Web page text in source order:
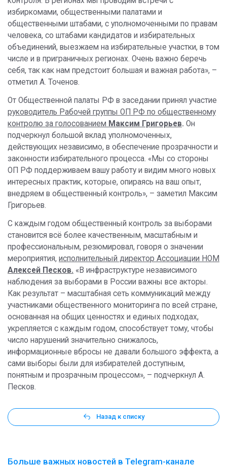
избиркомами, общественными палатами и
общественными штабами, с уполномоченными по правам
человека, со штабами кандидатов и избирательных
объединений, выезжаем на избирательные участки, в том
числе и в приграничных регионах. Очень важно беречь
себя, так как нам предстоит большая и важная работа», –
отметил А. Точенов.
От Общественной палаты РФ в заседании принял участие
руководитель Рабочей группы ОП РФ по общественному
контролю за голосованием Максим Григорьев. Он
подчеркнул большой вклад уполномоченных,
действующих независимо, в обеспечение прозрачности и
законности избирательного процесса. «Мы со стороны
ОП РФ поддерживаем вашу работу и видим много новых
интересных практик, которые, опираясь на ваш опыт,
внедряем в общественный контроль», – заметил Максим
Григорьев.
С каждым годом общественный контроль за выборами
становится всё более качественным, масштабным и
профессиональным, резюмировал, говоря о значении
мероприятия, исполнительный директор Ассоциации НОМ
Алексей Песков. «В инфраструктуре независимого
наблюдения за выборами в России важны все акторы.
Как результат – масштабная сеть коммуникаций между
участниками общественного мониторинга по всей стране,
основанная на общих ценностях и единых подходах,
укрепляется с каждым годом, способствует тому, чтобы
число нарушений значительно снижалось,
информационные вбросы не давали большого эффекта, а
сами выборы были для избирателей доступным,
понятным и прозрачным процессом», – подчеркнул А.
Песков.
Назад к списку
Больше важных новостей в Telegram-канале